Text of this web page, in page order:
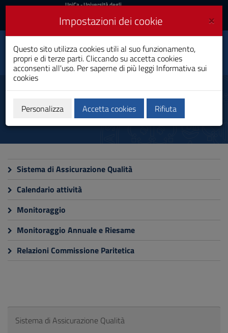
Vai
al
navigazione
sito
al
Footer
UniCa
Accedi
UniCa- Università degli
Accedi UniCA News
Toggle
navigation
Tecniche di
Neurofisiopatologia
Laurea
Qualità e miglioramento
Sistema di Assicurazione Qualità
Calendario attività
Monitoraggio
Monitoraggio Annuale e Riesame
Relazioni Commissione Paritetica
Sistema di Assicurazione Qualità
×
Impostazioni dei cookie
Questo sito utilizza cookies utili al suo funzionamento,
propri e di terze parti. Cliccando su accetta cookies
acconsenti all'uso. Per saperne di più leggi Informativa sui
cookies
Personalizza Accetta cookies Rifiuta